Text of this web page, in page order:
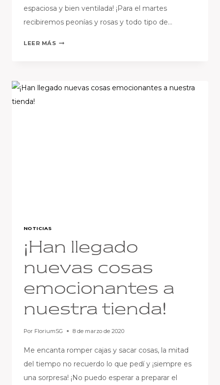
espaciosa y bien ventilada! ¡Para el martes
recibiremos peonías y rosas y todo tipo de…
LEER MÁS FLORIUM
VUELTA
NOTICIAS
¡Han llegado
nuevas cosas
emocionantes a
nuestra tienda!
Por FloriumSG 8 de marzo de 2020
Me encanta romper cajas y sacar cosas, la mitad
del tiempo no recuerdo lo que pedí y ¡siempre es
una sorpresa! ¡No puedo esperar a preparar el